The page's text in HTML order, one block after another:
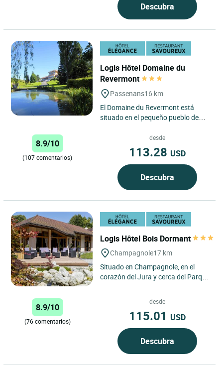
Descubra
Logis Hôtel Domaine du
Revermont
Passenans16 km
El Domaine du Revermont está
situado en el pequeño pueblo de
Esta casa de ensueño,...
8.9/10
(107 comentarios)
desde
113.28 USD
Descubra
Logis Hôtel Bois Dormant
Champagnole17 km
Situado en Champagnole, en el
corazón del Jura y cerca del Parque
8.9/10
(76 comentarios)
desde
115.01 USD
Descubra